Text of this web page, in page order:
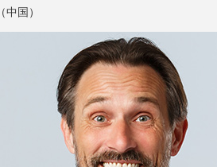
国）